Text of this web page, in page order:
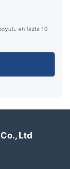
en fazla 10
Ltd